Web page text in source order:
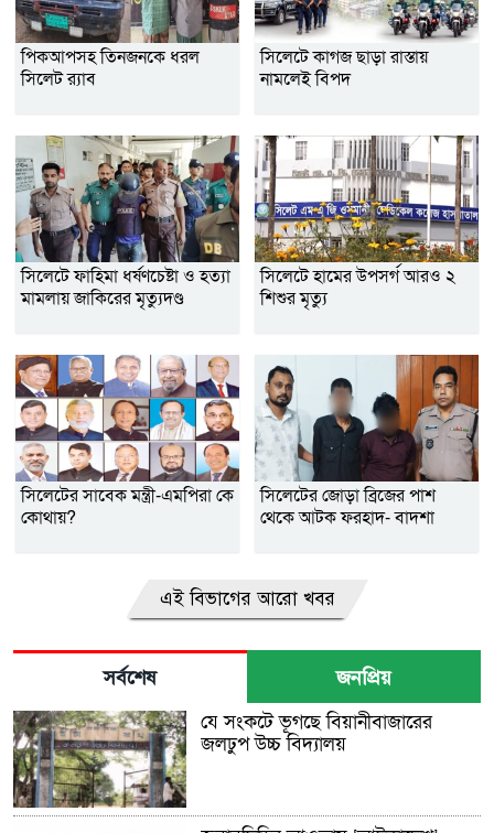
পিকআপসহ তিনজনকে ধরল
সিলেট র‌্যাব
সিলেটে কাগজ ছাড়া রাস্তায়
নামলেই বিপদ
সিলেটে ফাহিমা ধর্ষণচেষ্টা ও হত্যা
মামলায় জাকিরের মৃত্যুদণ্ড
সিলেটে হামের উপসর্গ আরও ২
শিশুর মৃত্যু
সিলেটের সাবেক মন্ত্রী-এমপিরা কে
কোথায়?
সিলেটের জোড়া ব্রিজের পাশ
থেকে আটক ফরহাদ- বাদশা
এই বিভাগের আরো খবর
সর্বশেষ জনপ্রিয়
যে সংকটে ভূগছে বিয়ানীবাজারের
জলঢুপ উচ্চ বিদ্যালয়